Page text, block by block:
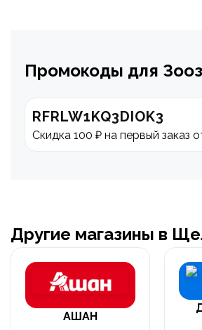
Промокоды для
RFRLW1KQ3DIOK3
Скидка 100 ₽ на первый заказ
Другие магазины в
АШАН